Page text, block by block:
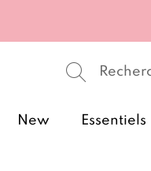
New Essentiels